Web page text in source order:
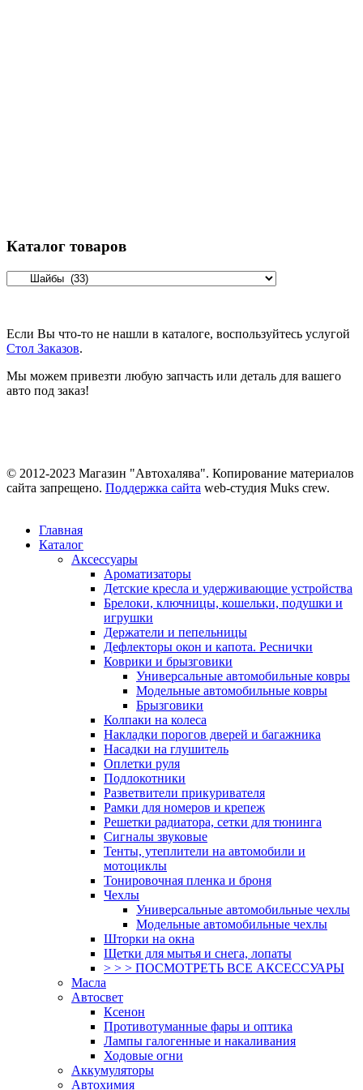
Каталог товаров
Если Вы что-то не нашли в каталоге, воспользуйтесь услугой
Стол Заказов.
Мы можем привезти любую запчасть или деталь для вашего
авто под заказ!
© 2012-2023 Магазин "Автохалява". Копирование материалов
сайта запрещено. Поддержка сайта web-студия Muks crew.
Главная
Каталог
Аксессуары
Ароматизаторы
Детские кресла и удерживающие устройства
Брелоки, ключницы, кошельки, подушки и
игрушки
Держатели и пепельницы
Дефлекторы окон и капота. Реснички
Коврики и брызговики
Универсальные автомобильные ковры
Модельные автомобильные ковры
Брызговики
Колпаки на колеса
Накладки порогов дверей и багажника
Насадки на глушитель
Оплетки руля
Подлокотники
Разветвители прикуривателя
Рамки для номеров и крепеж
Решетки радиатора, сетки для тюнинга
Сигналы звуковые
Тенты, утеплители на автомобили и
мотоциклы
Тонировочная пленка и броня
Чехлы
Универсальные автомобильные чехлы
Модельные автомобильные чехлы
Шторки на окна
Щетки для мытья и снега, лопаты
> > > ПОСМОТРЕТЬ ВСЕ АКСЕССУАРЫ
Масла
Автосвет
Ксенон
Противотуманные фары и оптика
Лампы галогенные и накаливания
Ходовые огни
Аккумуляторы
Автохимия